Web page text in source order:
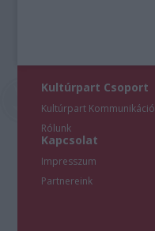
Kultúrpart Csoport
Kultúrpart Kommunikáció
Rólunk
Kapcsolat
Impresszum
Partnereink